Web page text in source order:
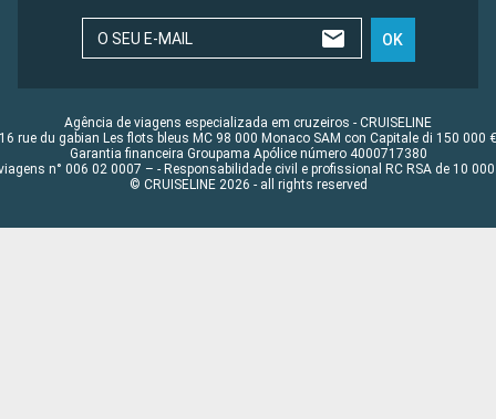
O SEU E-MAIL OK
Agência de viagens especializada em cruzeiros - CRUISELINE
16 rue du gabian Les flots bleus MC 98 000 Monaco SAM con Capitale di 150 000 €
Garantia financeira Groupama Apólice número 4000717380
n° 006 02 0007 – - Responsabilidade civil e profissional RC RSA de 10 000
© CRUISELINE 2026 - all rights reserved